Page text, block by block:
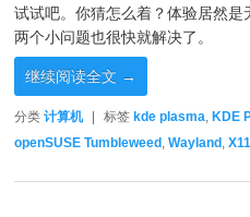
试试吧。你猜怎么着？体验居然
两个小问题也很快就解决了。
继续阅读全文 →
分类 计算机 | 标签 kde plasma,KDE
openSUSE Tumbleweed,Wayland,X11